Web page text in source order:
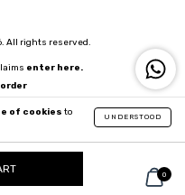
of cookies to
UNDERSTOOD
0
All rights reserved.
enter here.